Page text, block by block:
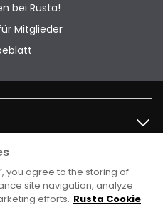
bei Rusta!
Mitglieder
you agree to the storing of
site navigation, analyze
efforts. Rusta Cookie